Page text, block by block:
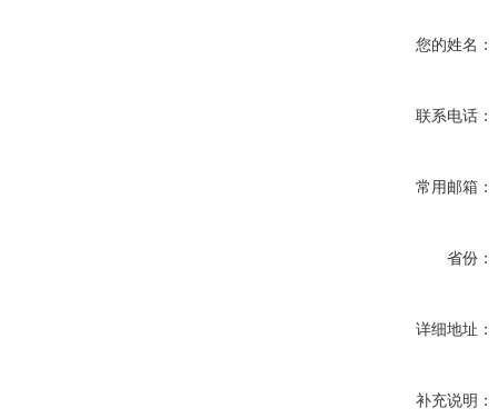
您的姓名：
联系电话：
常用邮箱：
省份：
详细地址：
补充说明：